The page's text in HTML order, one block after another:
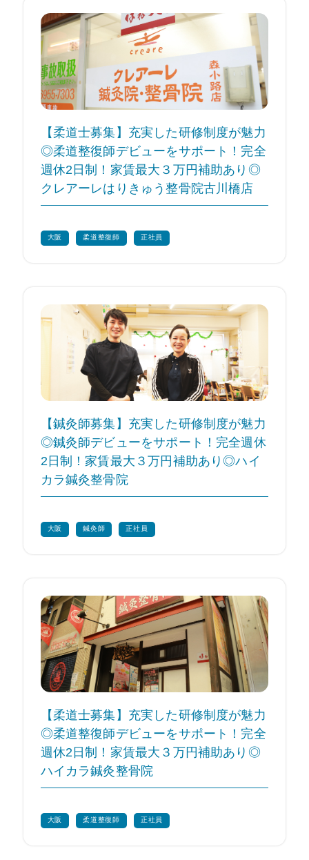
【柔道士募集】充実した研修制度が魅力
◎柔道整復師デビューをサポート！完全
週休2日制！家賃最大３万円補助あり◎
クレアーレはりきゅう整骨院古川橋店
大阪 柔道整復師 正社員
【鍼灸師募集】充実した研修制度が魅力
◎鍼灸師デビューをサポート！完全週休
2日制！家賃最大３万円補助あり◎ハイ
カラ鍼灸整骨院
大阪 鍼灸師 正社員
【柔道士募集】充実した研修制度が魅力
◎柔道整復師デビューをサポート！完全
週休2日制！家賃最大３万円補助あり◎
ハイカラ鍼灸整骨院
大阪 柔道整復師 正社員